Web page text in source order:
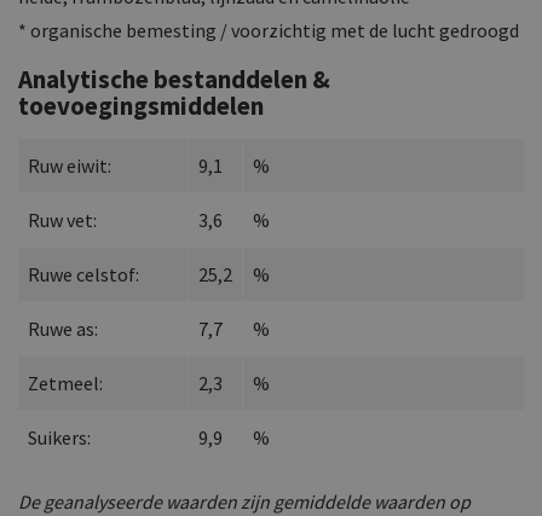
* organische bemesting / voorzichtig met de lucht gedroogd
Analytische bestanddelen &
toevoegingsmiddelen
Ruw eiwit: 9,1 %
Ruw vet: 3,6 %
Ruwe celstof: 25,2 %
Ruwe as: 7,7 %
Zetmeel: 2,3 %
Suikers: 9,9 %
De geanalyseerde waarden zijn gemiddelde waarden op